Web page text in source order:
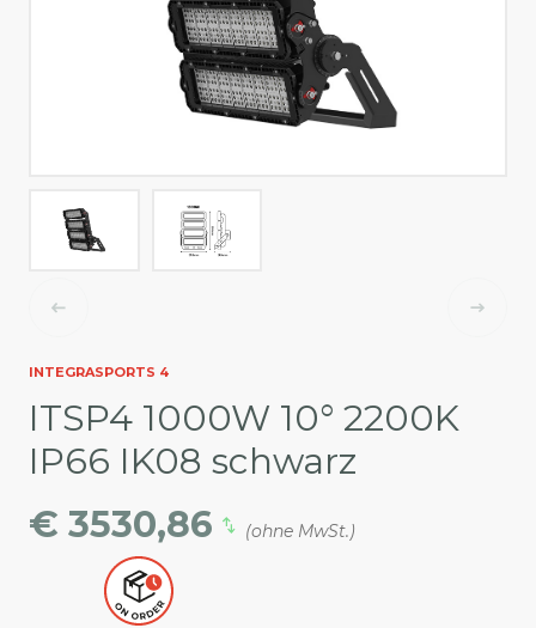
INTEGRASPORTS 4
ITSP4 1000W 10° 2200K
IP66 IK08 schwarz
€ 3530,86
(ohne MwSt.)